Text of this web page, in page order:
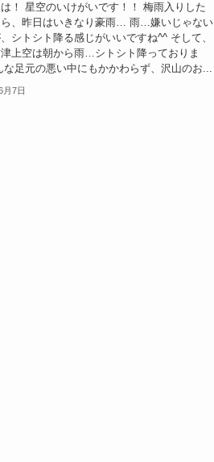
！ 星空のいけがいです！！ 梅雨入りした
ら、昨日はいきなり豪雨… 雨…嫌いじゃない
シトシト降る感じがいいですね^^ そして、
上空は朝から雨…シトシト降っておりま
な足元の悪い中にもかかわらず、沢山のお...
月7日